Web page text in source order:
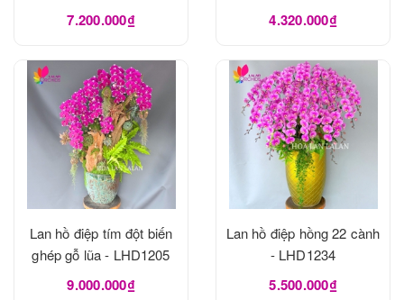
LHD1273
7.200.000₫ 4.320.000₫
Lan hồ điệp tím đột biến
ghép gỗ lũa - LHD1205
9.000.000₫
Lan hồ điệp hồng 22 cành
- LHD1234
5.500.000₫